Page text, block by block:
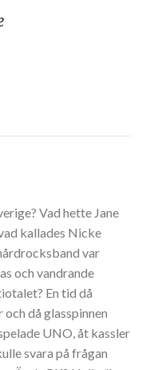
Vad hette Jane
kallades Nicke
var
och vandrande
En tid då
då glasspinnen
UNO, åt kassler
svara på frågan